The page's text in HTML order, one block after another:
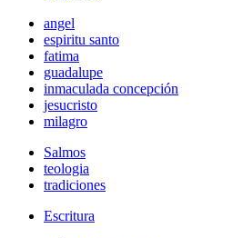
angel
espiritu santo
fatima
guadalupe
inmaculada concepción
jesucristo
milagro
Salmos
teologia
tradiciones
Escritura